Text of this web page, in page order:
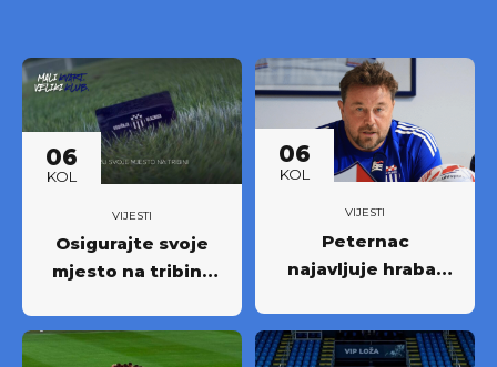
06
KOL
VIJESTI
Osigurajte svoje
mjesto na tribini:
godišnjih ulaznica
NK Rudeš za
06
KOL
VIJESTI
Peternac
najavljuje hrabar